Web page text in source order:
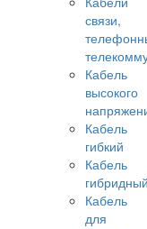
связи,
Кабель
высокого
Кабель
гибкий
Кабель
гибридный
Кабель
для